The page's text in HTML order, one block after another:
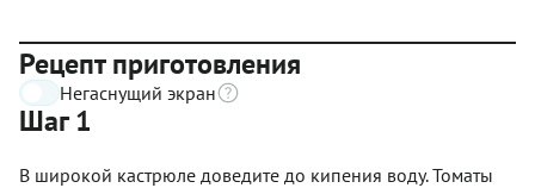
Рецепт приготовления
Негаснущий экран
Шаг 1
В широкой кастрюле доведите до кипения воду. Томаты